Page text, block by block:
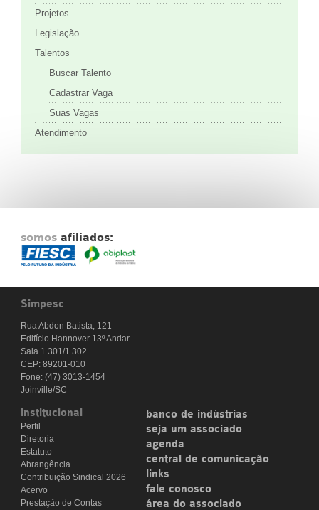
Projetos
Legislação
Talentos
Buscar Talento
Cadastrar Vaga
Suas Vagas
Atendimento
somos afiliados:
Simpesc
Rua Abdon Batista, 121
Edifício Hannover 13º Andar
Sala 1.301/1.302
CEP: 89201-010
Fone: (47) 3013-1454
Joinville/SC
institucional
Perfil
Diretoria
Estatuto
Abrangência
Contribuição Sindical 2026
Acervo
Prestação de Contas
banco de indústrias
seja um associado
agenda
central de comunicação
links
fale conosco
área do associado